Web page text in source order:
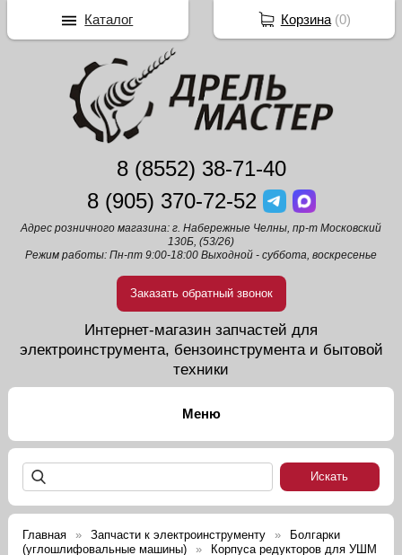
8 (8552) 38-71-40
8 (905) 370-72-52
Адрес розничного магазина: г. Набережные Челны, пр-т Московский
130Б, (53/26)
Режим работы: Пн-пт 9:00-18:00 Выходной - суббота, воскресенье
Заказать обратный звонок
Интернет-магазин запчастей для
электроинструмента, бензоинструмента и бытовой
техники
Главная Запчасти к электроинструменту
Болгарки
(углошлифовальные машины)
Корпуса редукторов для УШМ
Корзина(0)
Каталог